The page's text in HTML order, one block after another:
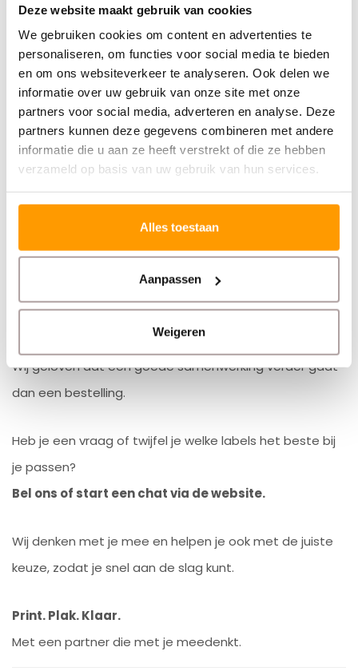
Deze website maakt gebruik van cookies
We gebruiken cookies om content en advertenties te
personaliseren, om functies voor social media te bieden
en om ons websiteverkeer te analyseren. Ook delen we
informatie over uw gebruik van onze site met onze
partners voor social media, adverteren en analyse. Deze
partners kunnen deze gegevens combineren met andere
informatie die u aan ze heeft verstrekt of die ze hebben
verzameld op basis van uw gebruik van hun services.
Alles toestaan
Aanpassen
Weigeren
Slim kiezen en besparen
Natuurlijk maken wij deze labels ook zelf.
Klik hier en ontdek hoe je kunt besparen met onze
eigen labels en staffelkortingen.
Zo kies je wat het beste bij jouw situatie past — zonder
in te leveren op kwaliteit.
Wij geloven dat een goede samenwerking verder gaat
dan een bestelling.
Heb je een vraag of twijfel je welke labels het beste bij
je passen?
Bel ons of start een chat via de website.
Wij denken met je mee en helpen je ook met de juiste
keuze, zodat je snel aan de slag kunt.
Print. Plak. Klaar.
Met een partner die met je meedenkt.